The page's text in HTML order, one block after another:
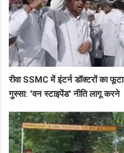
रीवा SSMC में इंटर्न डॉक्टरों का फूटा
गुस्सा: 'वन स्टाइपेंड' नीति लागू करने
छात्र